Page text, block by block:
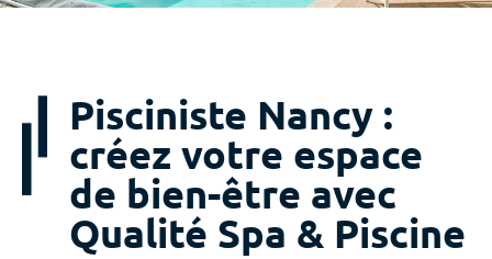
Pisciniste Nancy :
créez votre espace
de bien-être avec
Qualité Spa & Piscine